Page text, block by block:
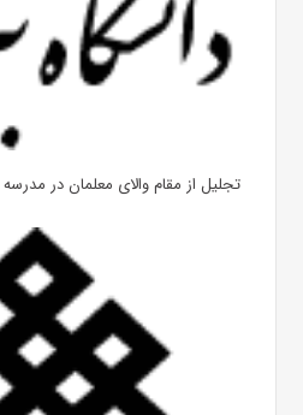
تجلیل از مقام والای معلمان در